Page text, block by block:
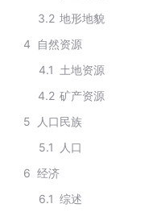
3.2 地形地貌
4
自然资源
4.1 土地资源
4.2 矿产资源
5
人口民族
5.1
人口
6 经济
6.1 综述